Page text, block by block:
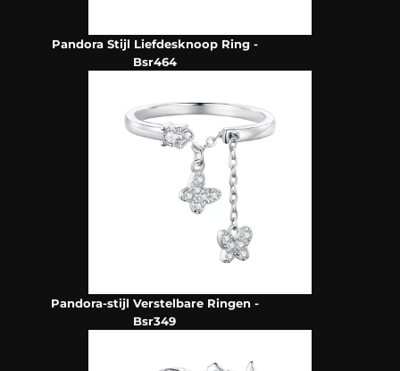
Pandora Stijl Liefdesknoop Ring -
Bsr464
Pandora-stijl Verstelbare Ringen -
Bsr349